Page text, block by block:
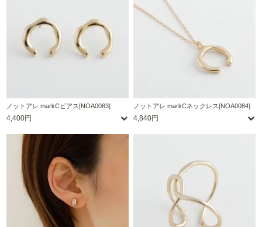
ノットアレ markCピアス[NOA0083]
4,400円
ノットアレ markCネックレス[NOA0084]
4,840円